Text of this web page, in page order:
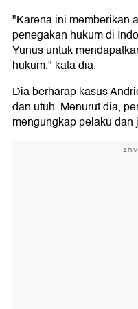
"Karena ini memberikan
penegakan hukum di
Yunus untuk
hukum," kata dia.
Dia berharap kasus
dan utuh. Menurut dia,
mengungkap pelaku